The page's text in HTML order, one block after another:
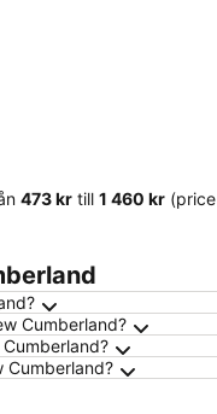
‎473 kr till ‎1 460 kr (price
Cumberland?
Cumberland?